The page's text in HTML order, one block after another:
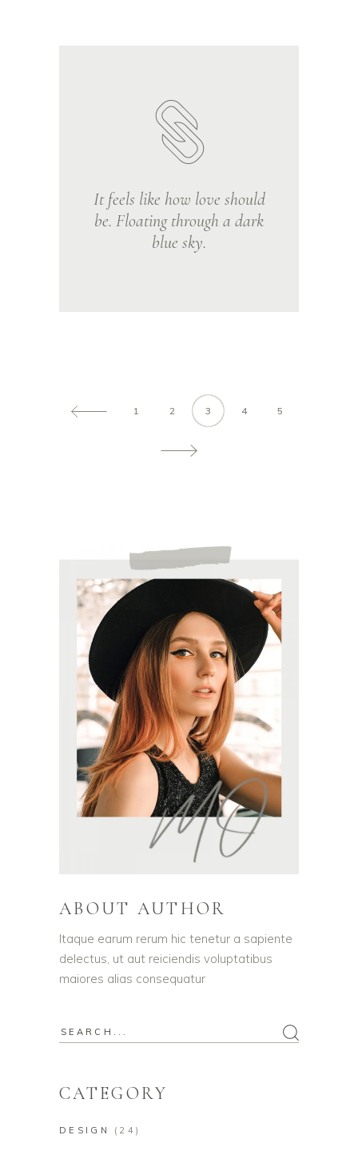
It feels like how love should
be. Floating through a dark
blue sky.
1 2 3 4 5
ABOUT AUTHOR
Itaque earum rerum hic tenetur a sapiente
delectus, ut aut reiciendis voluptatibus
maiores alias consequatur
Search
CATEGORY
DESIGN (24)